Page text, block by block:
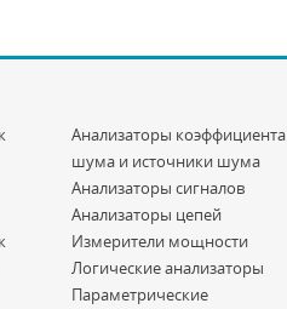
Анализаторы коэффициента
шума и источники шума
Анализаторы сигналов
Анализаторы цепей
Измерители мощности
Логические анализаторы
Параметрические